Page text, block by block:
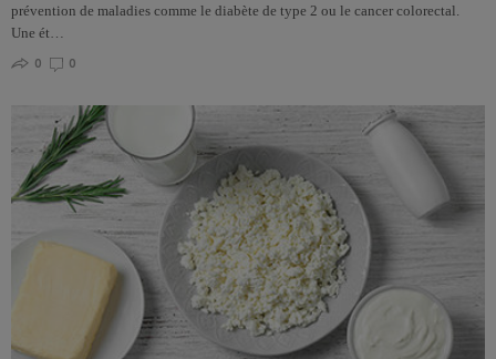
prévention de maladies comme le diabète de type 2 ou le cancer colorectal.
Une ét…
0
0